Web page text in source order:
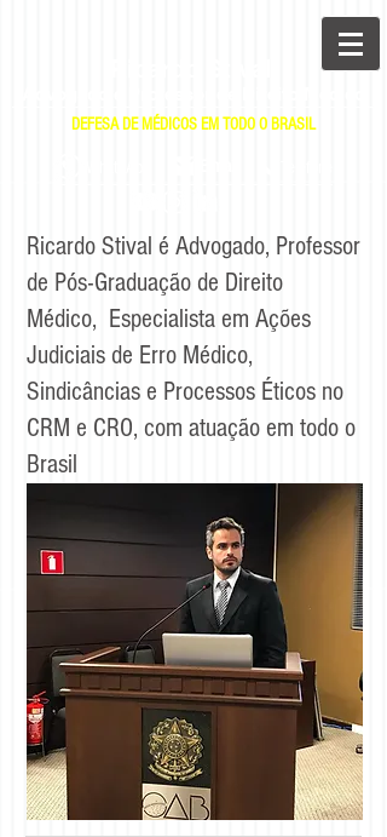
DEFESA DE MÉDICOS EM TODO O BRASIL
Ricardo Stival é Advogado, Professor
de Pós-Graduação de Direito
Médico, Especialista em Ações
Judiciais de Erro Médico,
Sindicâncias e Processos Éticos no
CRM e CRO, com atuação em todo o
Brasil